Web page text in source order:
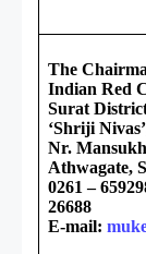
The
Indian Red
Surat
‘Shriji
Nr.
Athwagate,
0261 –
26688
E-mail: